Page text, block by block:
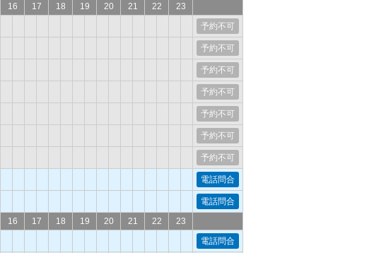
16 17 18 19 20 21 22
23
予約不可
予約不可
予約不可
予約不可
予約不可
予約不可
予約不可
電話問合
電話問合
16 17 18 19 20 21 22
23
電話問合